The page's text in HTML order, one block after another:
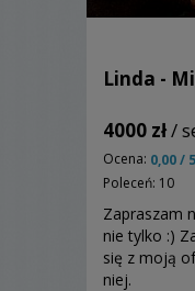
Linda -
4000 zł/
Ocena: 0,00 / 5
Poleceń: 10
Zapraszam
nie tylko :)
się z moją
niej.